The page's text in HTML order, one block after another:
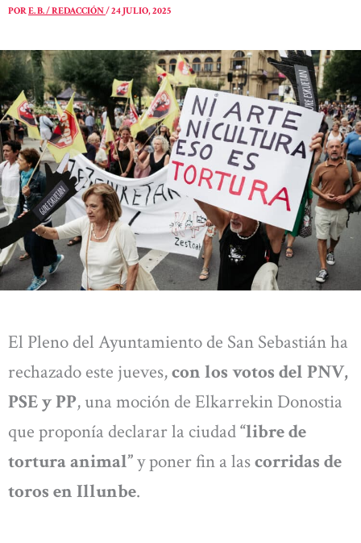
PORE. B. / REDACCIÓN/24 JULIO, 2025
El Pleno del Ayuntamiento de San Sebastián ha
rechazado este jueves,con los votos del PNV,
PSE y PP, una moción de Elkarrekin Donostia
que proponía declarar la ciudad“libre de
tortura animal”y poner fin a lascorridas de
toros en Illunbe.